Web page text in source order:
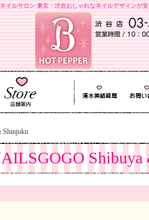
ネイルサロン 東京・渋谷おしゃれなネイルデザインが
Shinjuku